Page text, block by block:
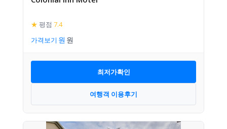
★ 평점 7.4
가격보기
최저가확인
여행객 이용후기